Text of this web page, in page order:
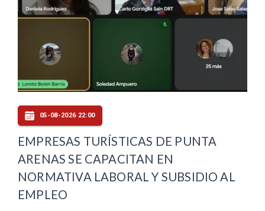
05-08-2026 22:00
EMPRESAS TURÍSTICAS DE PUNTA
ARENAS SE CAPACITAN EN
NORMATIVA LABORAL Y SUBSIDIO AL
EMPLEO